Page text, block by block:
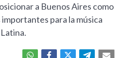
a Buenos Aires como
importantes para la música